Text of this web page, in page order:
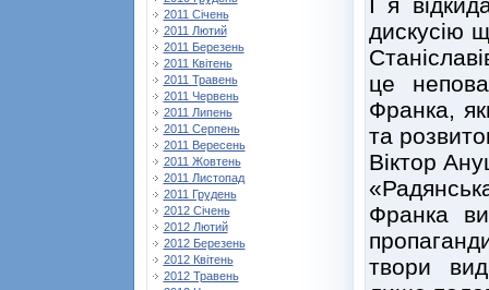
2011 Січень
2011 Лютий
2011 Березень
2011 Квітень
2011 Травень
2011 Червень
2011 Липень
2011 Серпень
2011 Вересень
2011 Жовтень
2011 Листопад
2011 Грудень
2012 Січень
2012 Лютий
2012 Березень
2012 Квітень
2012 Травень
дискусію
це
Франка,
та
Віктор
Франка
твори